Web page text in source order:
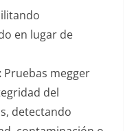
en lugar de
Pruebas megger
del
detectando